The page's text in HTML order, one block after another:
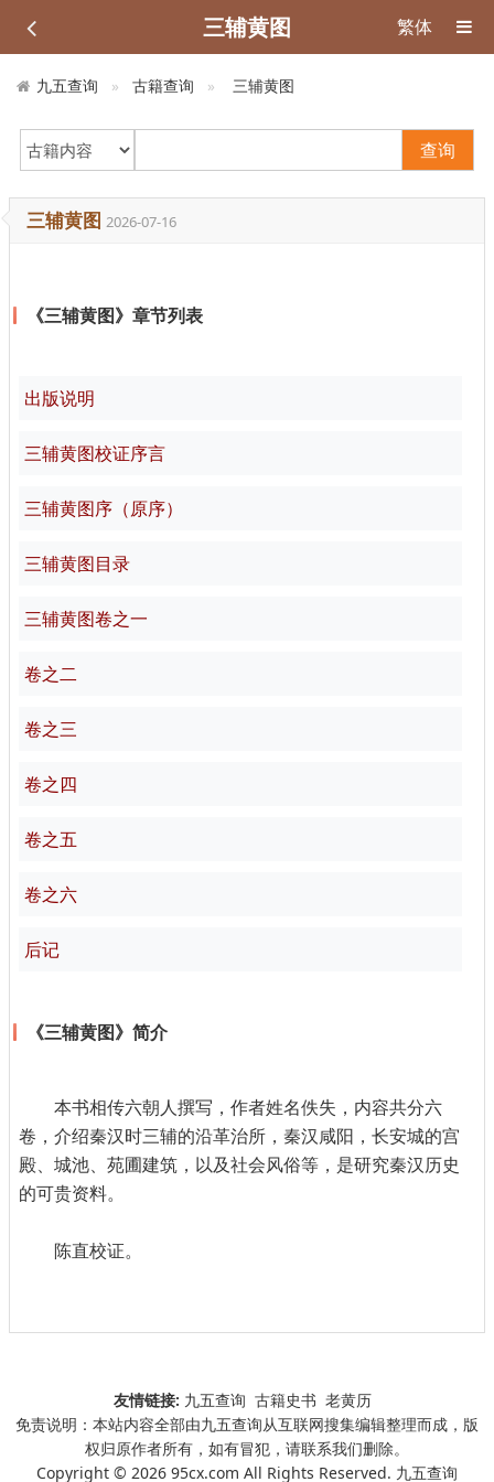
三辅黄图 繁体
九五查询 古籍查询 三辅黄图
查询
三辅黄图 2026-07-16
《三辅黄图》章节列表
出版说明
三辅黄图校证序言
三辅黄图序（原序）
三辅黄图目录
三辅黄图卷之一
卷之二
卷之三
卷之四
卷之五
卷之六
后记
《三辅黄图》简介
本书相传六朝人撰写，作者姓名佚失，内容共分六
卷，介绍秦汉时三辅的沿革治所，秦汉咸阳，长安城的宫
殿、城池、苑圃建筑，以及社会风俗等，是研究秦汉历史
的可贵资料。
陈直校证。
友情链接: 九五查询 古籍史书 老黄历
免责说明：本站内容全部由九五查询从互联网搜集编辑整理而成，版
权归原作者所有，如有冒犯，请联系我们删除。
Copyright © 2026 95cx.com All Rights Reserved. 九五查询